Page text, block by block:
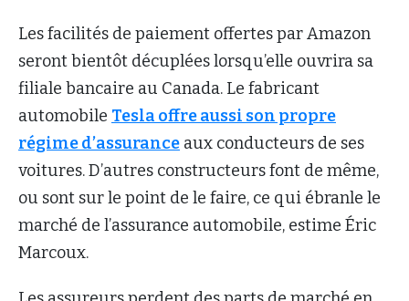
Les facilités de paiement offertes par Amazon
seront bientôt décuplées lorsqu’elle ouvrira sa
filiale bancaire au Canada. Le fabricant
automobile Tesla offre aussi son propre
régime d’assurance aux conducteurs de ses
voitures. D’autres constructeurs font de même,
ou sont sur le point de le faire, ce qui ébranle le
marché de l’assurance automobile, estime Éric
Marcoux.